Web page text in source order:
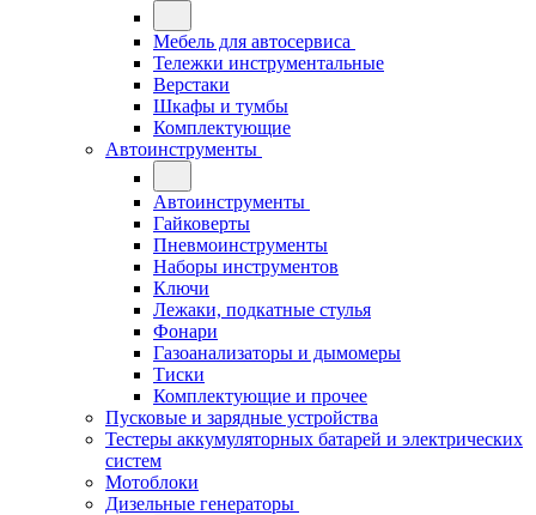
Мебель для автосервиса
Тележки инструментальные
Верстаки
Шкафы и тумбы
Комплектующие
Автоинструменты
Автоинструменты
Гайковерты
Пневмоинструменты
Наборы инструментов
Ключи
Лежаки, подкатные стулья
Фонари
Газоанализаторы и дымомеры
Тиски
Комплектующие и прочее
Пусковые и зарядные устройства
Тестеры аккумуляторных батарей и электрических
систем
Мотоблоки
Дизельные генераторы